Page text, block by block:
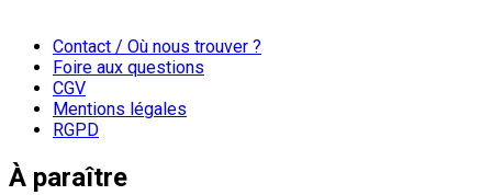
Contact / Où nous trouver ?
Foire aux questions
CGV
Mentions légales
RGPD
À paraître